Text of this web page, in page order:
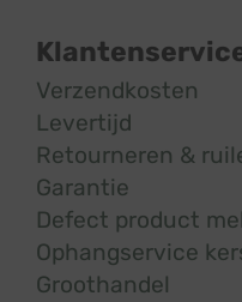
Verzendkosten
Levertijd
Retourneren &
Garantie
Defect product
Ophangservice
Groothandel